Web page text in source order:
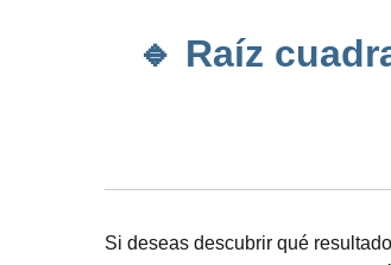
🔹 Raíz
Si deseas descubrir qué